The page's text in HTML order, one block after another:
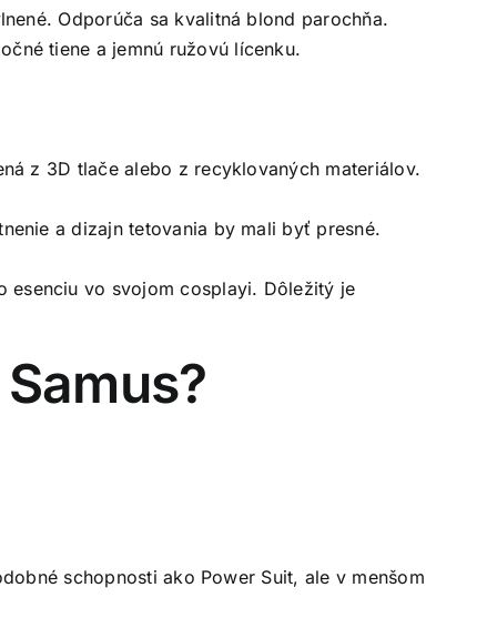
Odporúča sa kvalitná blond parochňa.
tiene a jemnú ružovú lícenku.
z 3D tlače alebo z recyklovaných materiálov.
a dizajn tetovania by mali byť presné.
esenciu vo svojom cosplayi. Dôležitý je
schopnosti ako Power Suit, ale v menšom